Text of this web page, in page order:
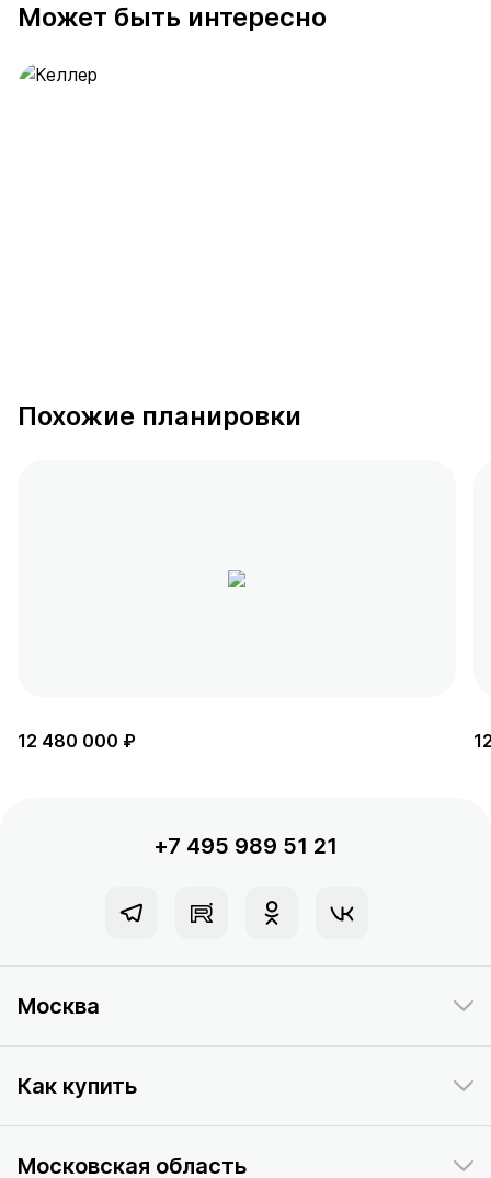
Может быть интересно
Похожие планировки
12 480 000 ₽
+7 495 989 51 21
Москва
Как купить
Московская область